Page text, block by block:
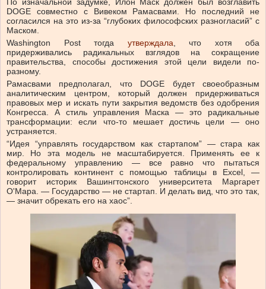
DOGE совместно с Вивеком Рамасвами. Но последний не
согласился на это из-за “глубоких философских разногласий” с
Маском.
Washington Post тогда утверждала , что хотя оба
придерживались радикальных взглядов на сокращение
правительства, способы достижения этой цели видели по-
разному.
Рамасвами предполагал, что DOGE будет своеобразным
аналитическим центром, который должен придерживаться
правовых мер и искать пути закрытия ведомств без одобрения
Конгресса. А стиль управления Маска — это радикальные
трансформации: если что-то мешает достичь цели — оно
устраняется.
“Идея “управлять государством как стартапом” — стара как
мир. Но эта модель не масштабируется. Применять ее к
федеральному управлению — все равно что пытаться
контролировать континент с помощью таблицы в Excel, —
говорит историк Вашингтонского университета Маргарет
О'Мара. — Государство — не стартап. И делать вид, что это так,
— значит обрекать его на хаос”.